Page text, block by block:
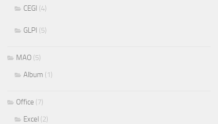
CEGI (4)
GLPI (5)
MAO (5)
Album (1)
Office (7)
Excel (2)